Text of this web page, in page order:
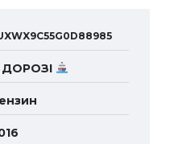
ДОРОЗІ